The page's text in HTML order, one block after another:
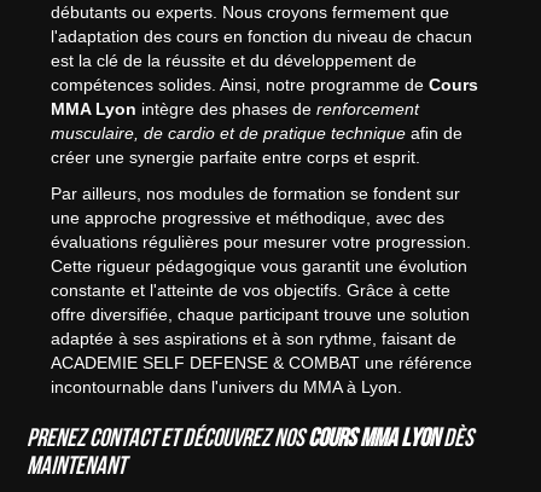
débutants ou experts. Nous croyons fermement que
l'adaptation des cours en fonction du niveau de chacun
est la clé de la réussite et du développement de
compétences solides. Ainsi, notre programme deCours
MMA Lyon intègre des phases derenforcement
musculaire, de cardio et de pratique technique afin de
créer une synergie parfaite entre corps et esprit.
Par ailleurs, nos modules de formation se fondent sur
une approche progressive et méthodique, avec des
évaluations régulières pour mesurer votre progression.
Cette rigueur pédagogique vous garantit une évolution
constante et l'atteinte de vos objectifs. Grâce à cette
offre diversifiée, chaque participant trouve une solution
adaptée à ses aspirations et à son rythme, faisant de
ACADEMIE SELF DEFENSE & COMBAT une référence
incontournable dans l'univers du MMA à Lyon.
Prenez contact et découvrez nosCours MMA Lyondès
maintenant